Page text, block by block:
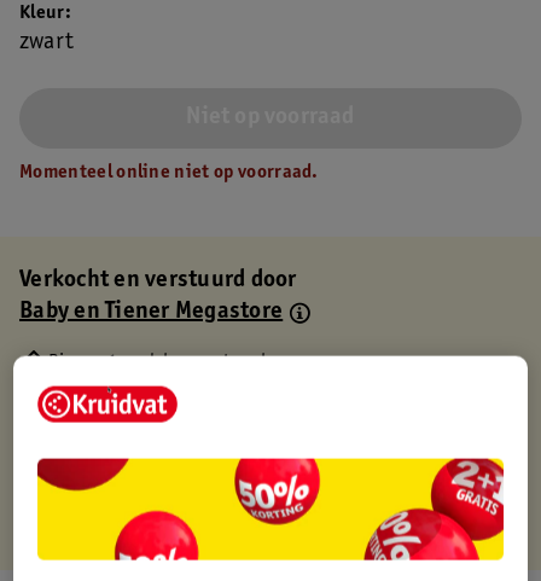
Kleur
zwart
Momenteel online niet op voorraad.
Verkocht en verstuurd door
Baby en Tiener Megastore
Binnen 1 werkdag verstuurd
Gratis thuisbezorgd
Gratis retourneren via verkooppartner.